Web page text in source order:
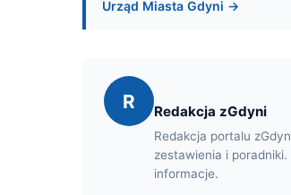
Urząd Miasta Gdyni →
R Redakcja zGdyni
Redakcja portalu
zestawienia i
informacje.